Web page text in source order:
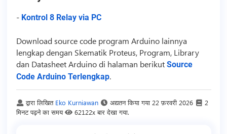
- Kontrol 8 Relay via PC
Downloadsource codeprogram Arduino lainnya
lengkap dengan Skematik Proteus, Program, Library
dan Datasheet Arduino di halaman berikut Source
Code Arduino Terlengkap.
द्वारा लिखित Eko Kurniawan अद्यतन किया गया 22 फ़रवरी 2026
2
मिनट पढ़ने का समय
62122x बार देखा गया.